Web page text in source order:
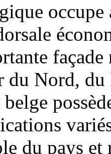
du Nord,
du pays